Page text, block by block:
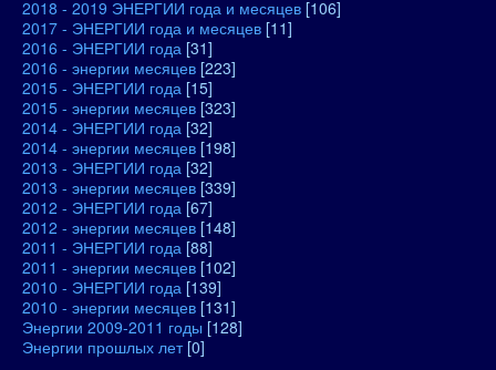
2018 - 2019 ЭНЕРГИИ года и месяцев [106]
2017 - ЭНЕРГИИ года и месяцев [11]
2016 - ЭНЕРГИИ года [31]
2016 - энергии месяцев [223]
2015 - ЭНЕРГИИ года [15]
2015 - энергии месяцев [323]
2014 - ЭНЕРГИИ года [32]
2014 - энергии месяцев [198]
2013 - ЭНЕРГИИ года [32]
2013 - энергии месяцев [339]
2012 - ЭНЕРГИИ года [67]
2012 - энергии месяцев [148]
2011 - ЭНЕРГИИ года [88]
2011 - энергии месяцев [102]
2010 - ЭНЕРГИИ года [139]
2010 - энергии месяцев [131]
Энергии 2009-2011 годы [128]
Энергии прошлых лет [0]